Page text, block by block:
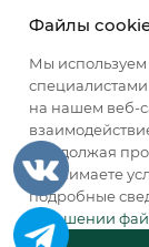
Файлы
Мы
на нашем веб-
Продолжая
принимаете
подробные
отношении